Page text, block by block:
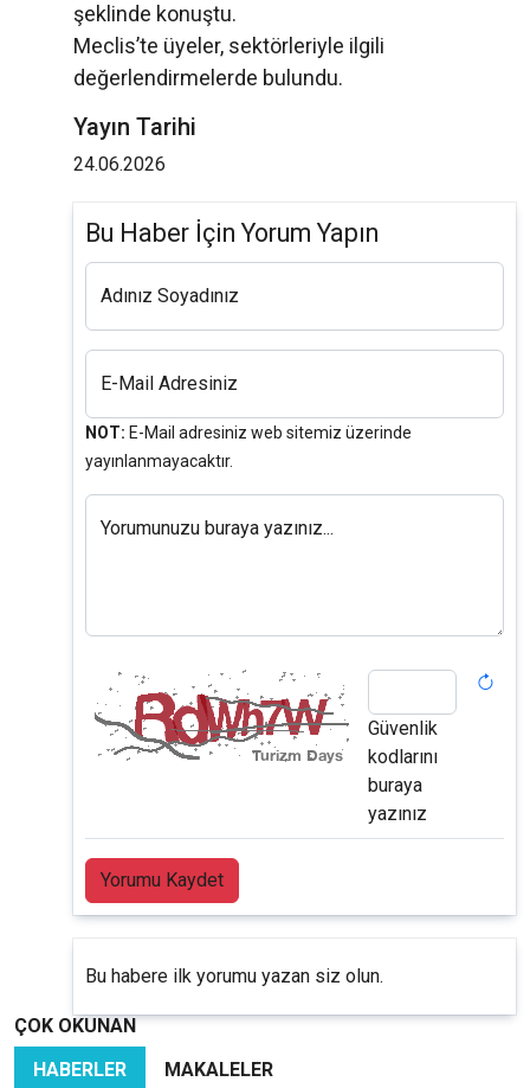
şeklinde konuştu.
Meclis’te üyeler, sektörleriyle ilgili
değerlendirmelerde bulundu.
Yayın Tarihi
24.06.2026
Bu Haber İçin Yorum Yapın
Adınız Soyadınız
E-Mail Adresiniz
NOT: E-Mail adresiniz web sitemiz üzerinde
yayınlanmayacaktır.
Yorumunuzu buraya yazınız...
Güvenlik
kodlarını
buraya
yazınız
Yorumu Kaydet
Bu habere ilk yorumu yazan siz olun.
ÇOK OKUNAN
HABERLER
MAKALELER